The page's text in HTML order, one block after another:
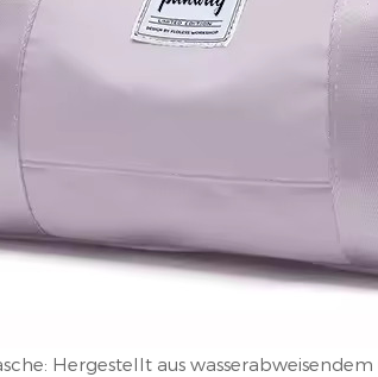
Hergestellt aus